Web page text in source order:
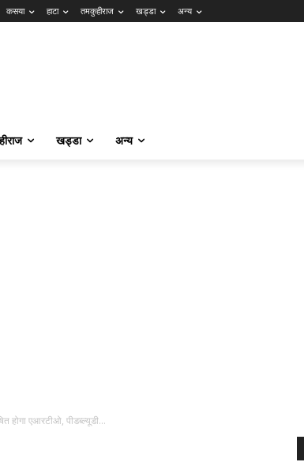
कसया हाटा तमकुहीराज खड्डा अन्य
खड्डा अन्य
होगा एआरटीओ, पीडब्ल्यूडी...